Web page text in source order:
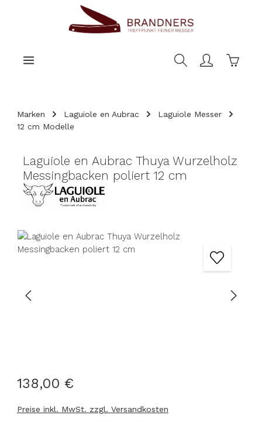
Marken Laguiole en Aubrac
Laguiole Messer
12 cm Modelle
Laguiole en Aubrac Thuya Wurzelholz
Messingbacken poliert 12 cm
Bildergalerie überspringen
138,00 €
Preise inkl. MwSt. zzgl. Versandkosten